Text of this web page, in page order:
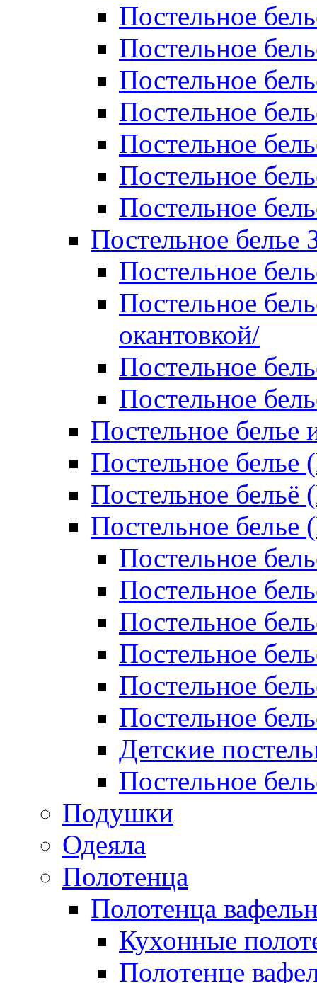
Постельное
Постельное
Постельное
Постельное
Постельное
Постельное
Постельное
Постельное белье
Постельное
Постельное
окантовкой/
Постельное
Постельное
Постельное белье
Постельное
Постельное
Постельное
Постельное
Постельное
Постельное
Постельное
Постельное
Постельное
Детские
Постельное
Подушки
Одеяла
Полотенца
Полотенца
Кухонные
Полотенце